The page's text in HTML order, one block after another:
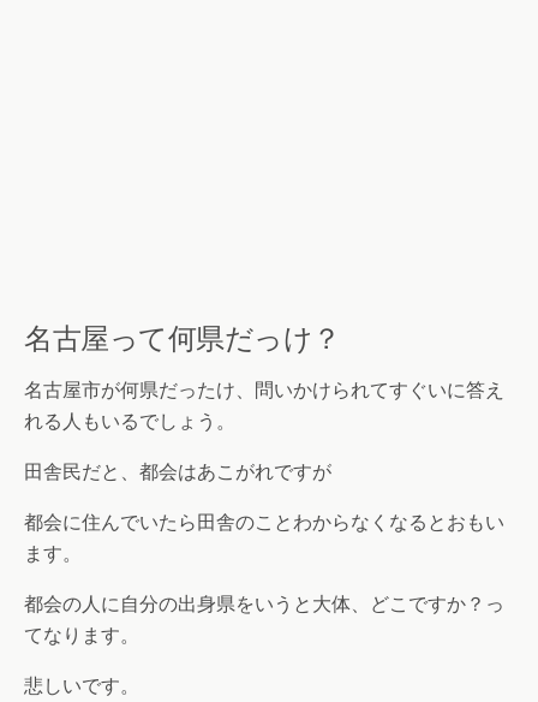
名古屋って何県だっけ？
名古屋市が何県だったけ、問いかけられてすぐいに答え
れる人もいるでしょう。
田舎民だと、都会はあこがれですが
都会に住んでいたら田舎のことわからなくなるとおもい
ます。
都会の人に自分の出身県をいうと大体、どこですか？っ
てなります。
悲しいです。